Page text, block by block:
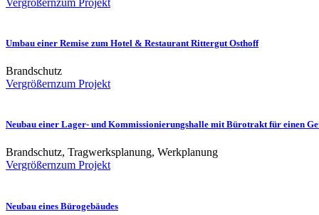
Umbau einer Remise zum Hotel & Restaurant Rittergut Osthoff
Brandschutz
Vergrößernzum Projekt
Neubau einer Lager- und Kommissionierungshalle mit Bürotrakt für einen
Brandschutz, Tragwerksplanung, Werkplanung
Vergrößernzum Projekt
Neubau eines Bürogebäudes